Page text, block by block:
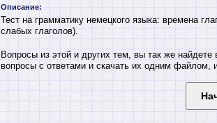
Описание:
Тест на грамматику немецкого языка: времена
слабых глаголов).
Вопросы из этой и других тем, вы так же
вопросы с ответами и скачать их одним файлом,